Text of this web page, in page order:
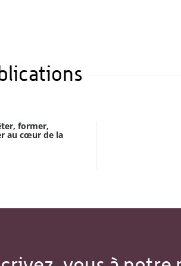
former,
au cœur de la